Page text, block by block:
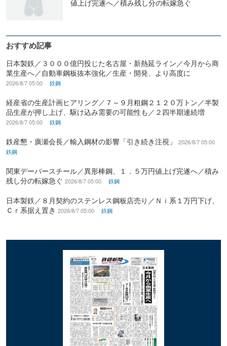
値上げ完遂へ／積み残し分の転嫁急ぐ
おすすめ記事
日本製鉄／３０００億円投じた名古屋・新熱延ライン／今月から商
業生産へ／自動車鋼板抜本強化／生産・開発、より高度に
2026/8/7 05:00 鉄鋼
経産省の生産計画ヒアリング／７～９月粗鋼２１２０万トン／半製
品生産が押し上げ、駆け込み需要の可能性も／２四半期連続増
2026/8/7 05:00 鉄鋼
鉄産懇・廣瀬会長／輸入鋼材の影響「引き続き注視」
2026/8/7 05:00
鉄鋼
関東デーバースチール／異形棒鋼、１．５万円値上げ完遂へ／積み
残し分の転嫁急ぐ 2026/8/7 05:00 鉄鋼
日本製鉄／８月契約のステンレス鋼板店売り／Ｎｉ系１万円下げ、
Ｃｒ系据え置き 2026/8/7 05:00 鉄鋼